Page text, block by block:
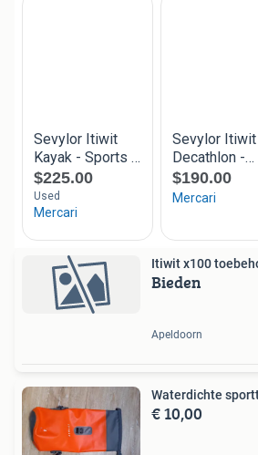
Itiwit x100
Bieden
Apeldoorn
Waterdichte
€ 10,00